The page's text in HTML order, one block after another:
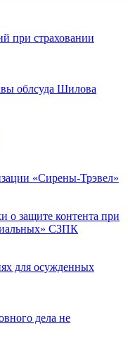
при страховании
облсуда Шилова
«Сирены-Трэвел»
о защите контента при
СЗПК
для осужденных
дела не